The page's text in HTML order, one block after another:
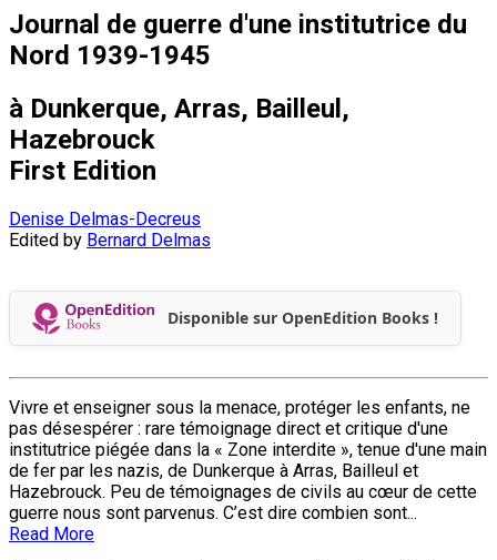
Journal de guerre d'une institutrice du
Nord 1939-1945
à Dunkerque, Arras, Bailleul,
Hazebrouck
First Edition
Denise Delmas-Decreus
Edited by Bernard Delmas
Disponible sur OpenEdition Books !
Vivre et enseigner sous la menace, protéger les enfants, ne
pas désespérer : rare témoignage direct et critique d'une
institutrice piégée dans la « Zone interdite », tenue d'une main
de fer par les nazis, de Dunkerque à Arras, Bailleul et
Hazebrouck. Peu de témoignages de civils au cœur de cette
guerre nous sont parvenus. C’est dire combien sont...
Read More